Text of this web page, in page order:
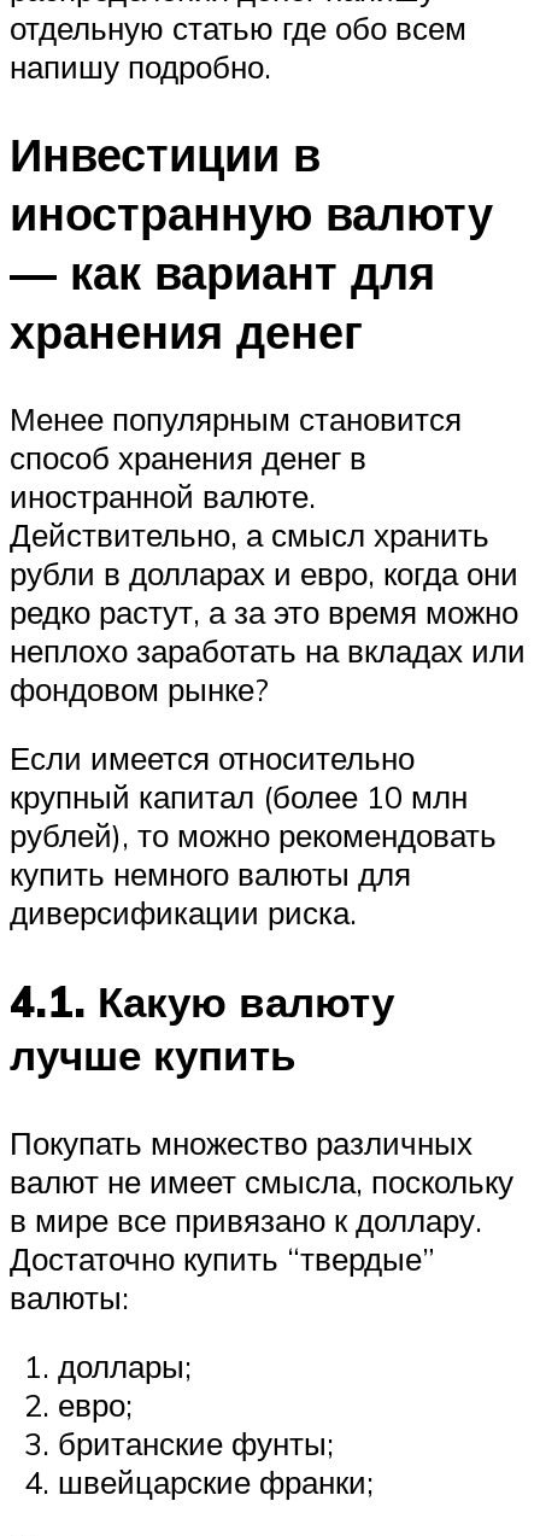
отдельную статью где обо всем
напишу подробно.
Инвестиции в
иностранную валюту
— как вариант для
хранения денег
Менее популярным становится
способ хранения денег в
иностранной валюте.
Действительно, а смысл хранить
рубли в долларах и евро, когда они
редко растут, а за это время можно
неплохо заработать на вкладах или
фондовом рынке?
Если имеется относительно
крупный капитал (более 10 млн
рублей), то можно рекомендовать
купить немного валюты для
диверсификации риска.
4.1. Какую валюту
лучше купить
Покупать множество различных
валют не имеет смысла, поскольку
в мире все привязано к доллару.
Достаточно купить “твердые”
валюты:
доллары;
евро;
британские фунты;
швейцарские франки;